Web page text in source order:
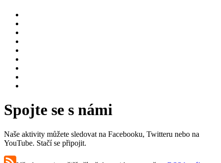
Spojte se s námi
Naše aktivity můžete sledovat na Facebooku, Twitteru nebo na
YouTube. Stačí se připojit.